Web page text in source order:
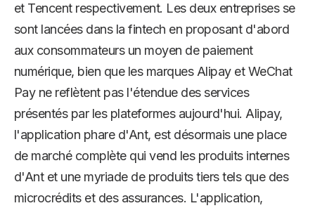
et Tencent respectivement. Les deux entreprises se
sont lancées dans la fintech en proposant d'abord
aux consommateurs un moyen de paiement
numérique, bien que les marques Alipay et WeChat
Pay ne reflètent pas l'étendue des services
présentés par les plateformes aujourd'hui. Alipay,
l'application phare d'Ant, est désormais une place
de marché complète qui vend les produits internes
d'Ant et une myriade de produits tiers tels que des
microcrédits et des assurances. L'application,